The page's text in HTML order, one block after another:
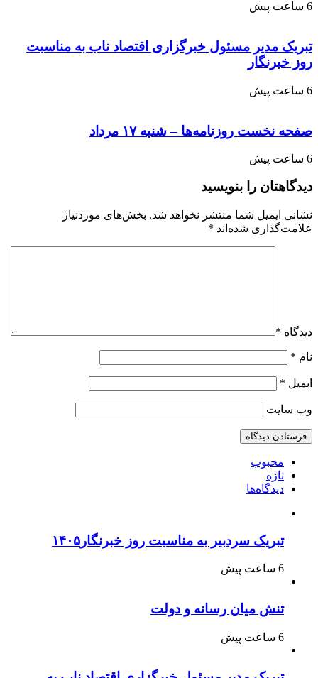
6 ساعت پیش
تبریک مدیر مسئول خبرگزاری اقتصاد ناب به مناسبت
روز خبرنگار
6 ساعت پیش
صفحه نخست روزنامه‌ها – شنبه ۱۷ مرداد
6 ساعت پیش
دیدگاهتان را بنویسید
نشانی ایمیل شما منتشر نخواهد شد. بخش‌های موردنیاز
علامت‌گذاری شده‌اند *
دیدگاه *
نام *
ایمیل *
وب‌ سایت
محبوب
تازه
دیدگاه‌ها
تبریک سردبیر به مناسبت روز خبرنگار۱۴۰۵
6 ساعت پیش
تنش میان رسانه و دولت
6 ساعت پیش